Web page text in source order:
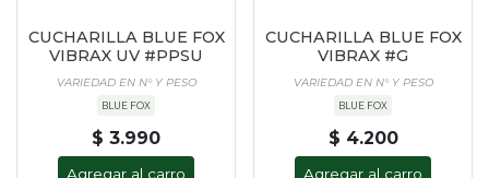
CUCHARILLA BLUE FOX
VIBRAX UV #PPSU
VARIEDAD EN N° Y PESO
BLUE FOX
$ 3.990
Agregar al carro
CUCHARILLA BLUE FOX
VIBRAX #G
VARIEDAD EN N° Y PESO
BLUE FOX
$ 4.200
Agregar al carro